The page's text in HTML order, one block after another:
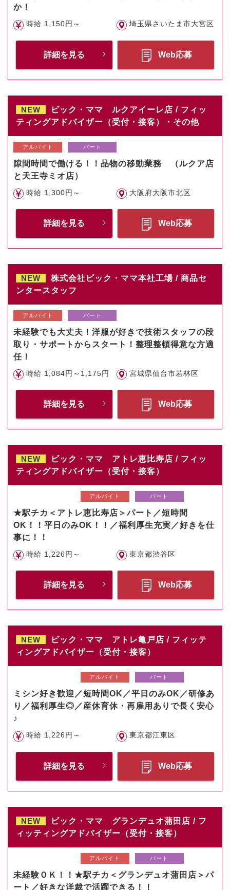
か！
時給 1,150円～ 埼玉県さいたま市大宮区
詳細を見る Web応募
NEW
ビック・ママ ルクアイーレ店 / フィッ
ティングアドバイザー（受付・接客）・その他
アルバイト パート
隙間時間で働ける！！品物の移動業務 （ルクア店
と天王寺ミオ店）
時給 1,300円～ 大阪府大阪市北区
詳細を見る Web応募
NEW
株式会社ビック・ママ本社工場 / 商品セ
ンタースタッフ
アルバイト パート
未経験でも大丈夫！洋服が好きで技術スタッフの段
取り・サポートからスタート！整理整頓得意な方適
任！
時給 1,084円～1,175円 宮城県仙台市若林区
詳細を見る Web応募
NEW
ビック・ママ アトレ恵比寿店 / フィッ
ティングアドバイザー（受付・接客）
アルバイト パート
★駅チカ＜アトレ恵比寿店＞パート／短時間
OK！！平日のみOK！！／福利厚生充実／好きを仕
事に！！
時給 1,226円～ 東京都渋谷区
詳細を見る Web応募
NEW
ビック・ママ アトレ亀戸店 / フィッテ
ィングアドバイザー（受付・接客）
アルバイト パート
ミシン好き歓迎／短時間OK／平日のみOK／研修あ
り／福利厚生◎／産休育休・再雇用ありで長く安心
♪
時給 1,226円～ 東京都江東区
詳細を見る Web応募
NEW
ビック・ママ グランデュオ蒲田店 / フ
ィッティングアドバイザー（受付・接客）
アルバイト パート
未経験ＯＫ！！★駅チカ＜グランデュオ蒲田店＞パ
ート／好きな洋裁で活躍できる！！